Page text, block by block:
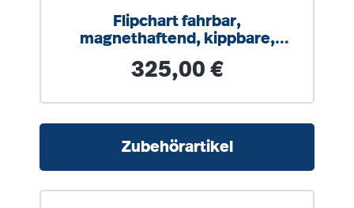
Flipchart fahrbar,
magnethaftend, kippbare,
Oberfläche
Regulärer Preis:
325,00 €
Zubehörartikel